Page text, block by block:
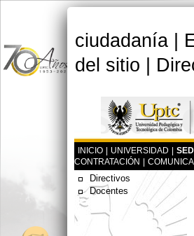
ciudadanía
del sitio
INICIO UNIVERSIDAD
CONTRATACIÓN
Directivos
Docentes